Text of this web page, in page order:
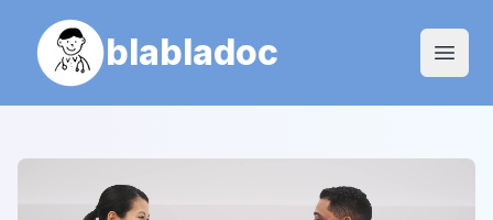
blabladoc Open